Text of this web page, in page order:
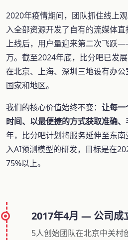
2020年疫情期间，团队抓住线上
入全部资源开发了自有的流媒体
上线后，用户量迎来第二次飞跃
万。截至2024年底，比分吧已发
在北京、上海、深圳三地设有办
国家和地区。
我们的核心价值始终不变： 让每一
时间、以最便捷的方式获取准确、
年，比分吧计划将服务延伸至东
入AI预测模型的研发，目标是在
75%以上。
2017年4月 — 公司成
5人创始团队在北京中关村